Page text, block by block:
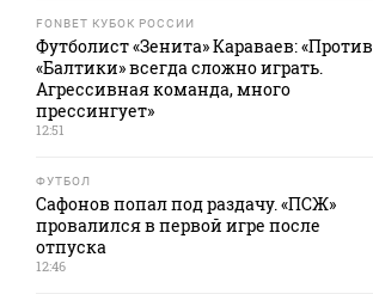
FONBET КУБОК РОССИИ
Футболист «Зенита» Караваев: «Против
«Балтики» всегда сложно играть.
Агрессивная команда, много
прессингует»
12:51
ФУТБОЛ
Сафонов попал под раздачу. «ПСЖ»
провалился в первой игре после
отпуска
12:46